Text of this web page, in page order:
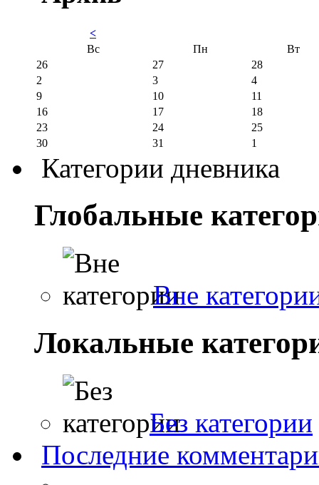
<
Вс
Пн
Вт
26
27
28
2
3
4
9
10
11
16
17
18
23
24
25
30
31 1
Категории дневника
Глобальные
Вне
Локальные
Без категории
Последние